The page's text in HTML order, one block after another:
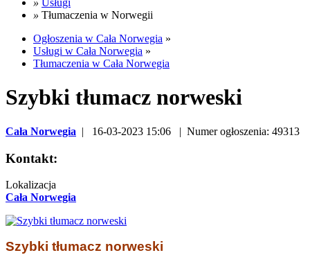
» Usługi
» Tłumaczenia w Norwegii
Ogłoszenia w Cała Norwegia »
Usługi w Cała Norwegia »
Tłumaczenia w Cała Norwegia
Szybki tłumacz norweski
Cała Norwegia | 16-03-2023 15:06 | Numer ogłoszenia: 49313
Kontakt:
Lokalizacja
Cała Norwegia
Szybki tłumacz norweski